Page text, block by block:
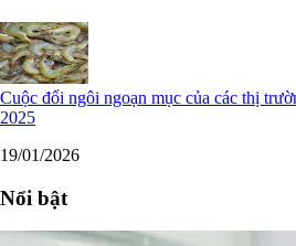
Cuộc đổi ngôi ngoạn mục của các thị
2025
19/01/2026
Nổi bật